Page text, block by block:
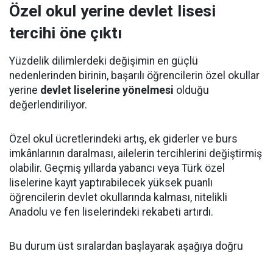
Özel okul yerine devlet lisesi
tercihi öne çıktı
Yüzdelik dilimlerdeki değişimin en güçlü
nedenlerinden birinin, başarılı öğrencilerin özel okullar
yerine devlet liselerine yönelmesi olduğu
değerlendiriliyor.
Özel okul ücretlerindeki artış, ek giderler ve burs
imkânlarının daralması, ailelerin tercihlerini değiştirmiş
olabilir. Geçmiş yıllarda yabancı veya Türk özel
liselerine kayıt yaptırabilecek yüksek puanlı
öğrencilerin devlet okullarında kalması, nitelikli
Anadolu ve fen liselerindeki rekabeti artırdı.
Bu durum üst sıralardan başlayarak aşağıya doğru